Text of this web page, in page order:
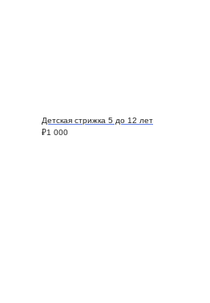
Детская стрижка 5 до 12 лет
₽1 000